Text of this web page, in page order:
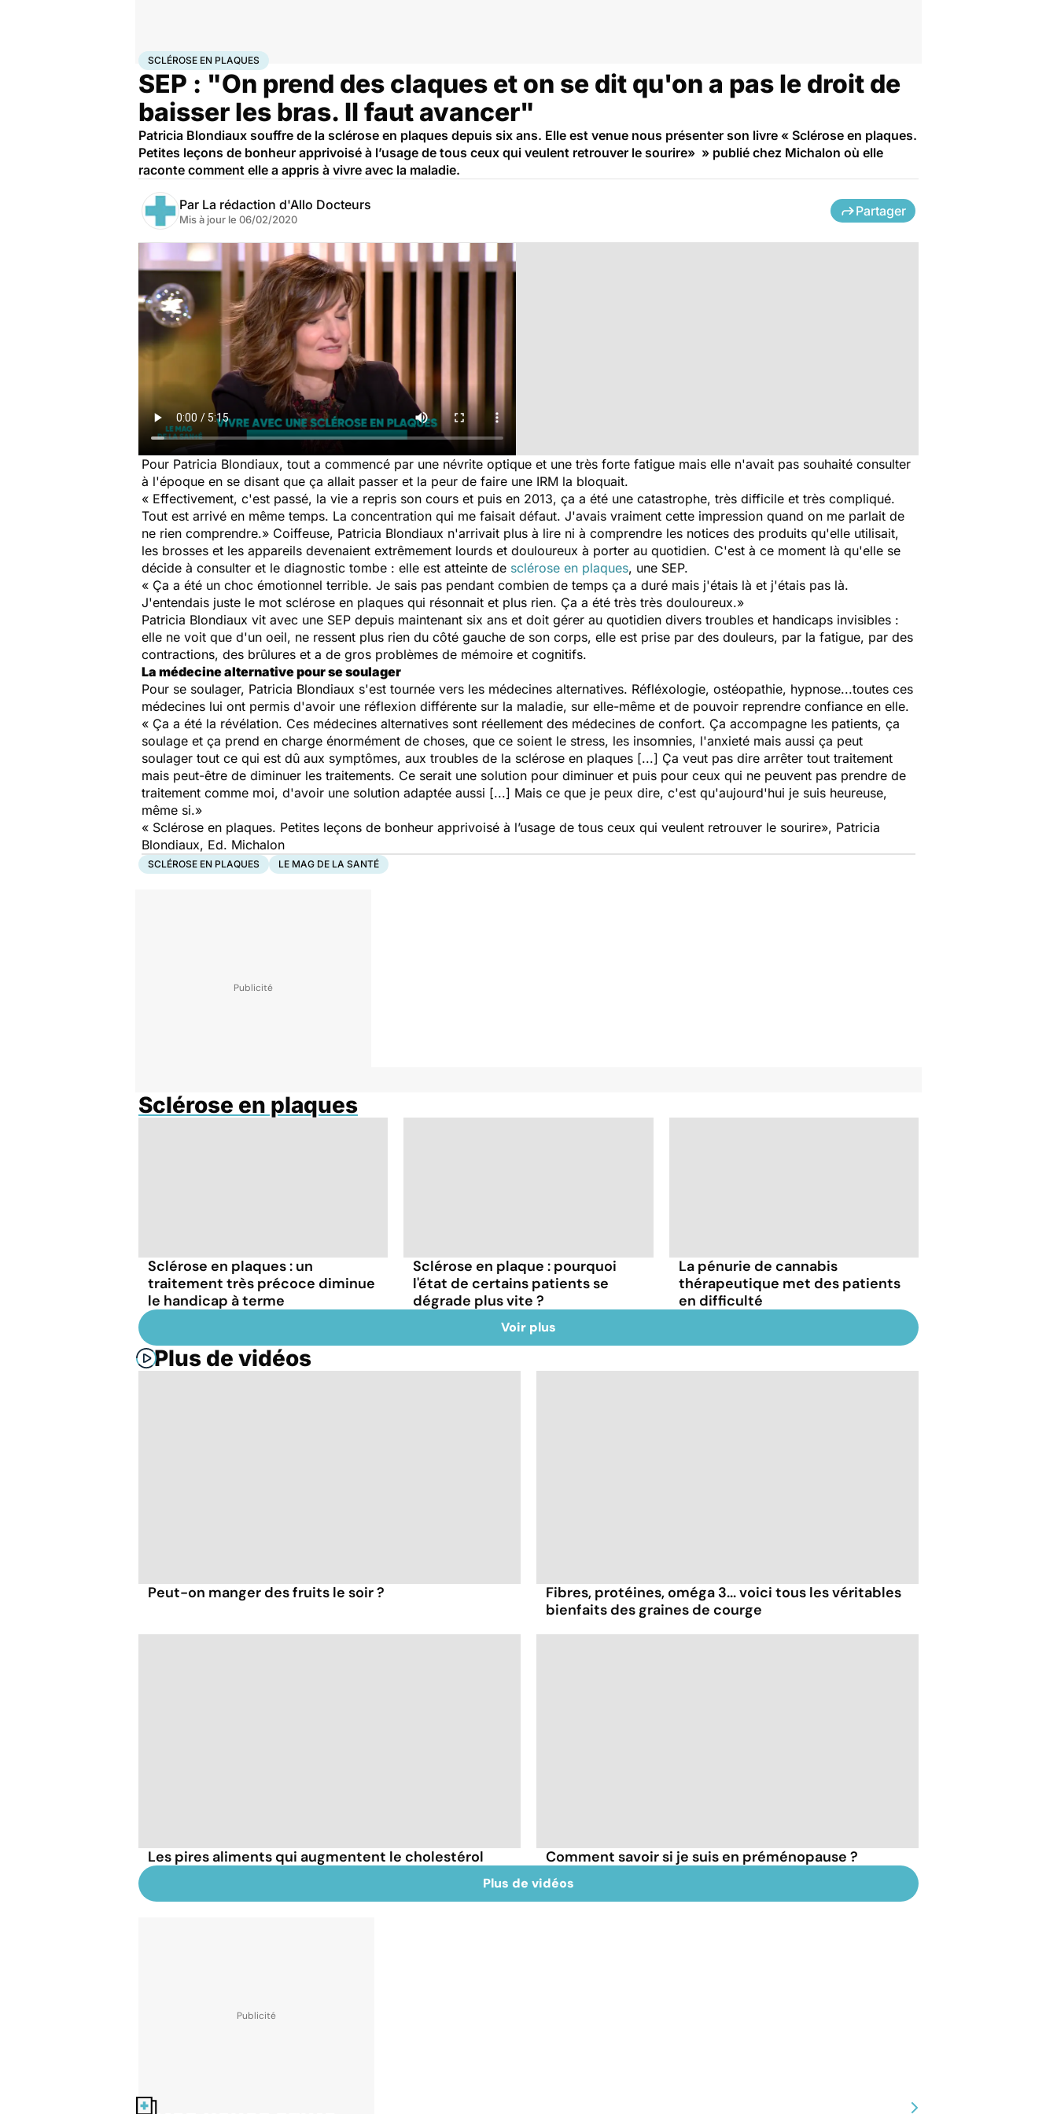
AccueilSanté Sclérose en plaques
SCLÉROSE EN PLAQUES
SEP : "On prend des claques et on se dit qu'on a pas le droit de
baisser les bras. Il faut avancer"
Patricia Blondiaux souffre de la sclérose en plaques depuis six ans. Elle est venue nous présenter son livre « Sclérose en plaques.
Petites leçons de bonheur apprivoisé à l’usage de tous ceux qui veulent retrouver le sourire» » publié chez Michalon où elle
raconte comment elle a appris à vivre avec la maladie.
Par La rédaction d'Allo Docteurs
Mis à jour le 06/02/2020
Partager
Pour Patricia Blondiaux, tout a commencé par une névrite optique et une très forte fatigue mais elle n'avait pas souhaité consulter
à l'époque en se disant que ça allait passer et la peur de faire une IRM la bloquait.
« Effectivement, c'est passé, la vie a repris son cours et puis en 2013, ça a été une catastrophe, très difficile et très compliqué.
Tout est arrivé en même temps. La concentration qui me faisait défaut. J'avais vraiment cette impression quand on me parlait de
ne rien comprendre.» Coiffeuse, Patricia Blondiaux n'arrivait plus à lire ni à comprendre les notices des produits qu'elle utilisait,
les brosses et les appareils devenaient extrêmement lourds et douloureux à porter au quotidien. C'est à ce moment là qu'elle se
décide à consulter et le diagnostic tombe : elle est atteinte de sclérose en plaques, une SEP.
« Ça a été un choc émotionnel terrible. Je sais pas pendant combien de temps ça a duré mais j'étais là et j'étais pas là.
J'entendais juste le mot sclérose en plaques qui résonnait et plus rien. Ça a été très très douloureux.»
Patricia Blondiaux vit avec une SEP depuis maintenant six ans et doit gérer au quotidien divers troubles et handicaps invisibles :
elle ne voit que d'un oeil, ne ressent plus rien du côté gauche de son corps, elle est prise par des douleurs, par la fatigue, par des
contractions, des brûlures et a de gros problèmes de mémoire et cognitifs.
La médecine alternative pour se soulager
Pour se soulager, Patricia Blondiaux s'est tournée vers les médecines alternatives. Réfléxologie, ostéopathie, hypnose...toutes ces
médecines lui ont permis d'avoir une réflexion différente sur la maladie, sur elle-même et de pouvoir reprendre confiance en elle.
« Ça a été la révélation. Ces médecines alternatives sont réellement des médecines de confort. Ça accompagne les patients, ça
soulage et ça prend en charge énormément de choses, que ce soient le stress, les insomnies, l'anxieté mais aussi ça peut
soulager tout ce qui est dû aux symptômes, aux troubles de la sclérose en plaques [...] Ça veut pas dire arrêter tout traitement
mais peut-être de diminuer les traitements. Ce serait une solution pour diminuer et puis pour ceux qui ne peuvent pas prendre de
traitement comme moi, d'avoir une solution adaptée aussi [...] Mais ce que je peux dire, c'est qu'aujourd'hui je suis heureuse,
même si.»
« Sclérose en plaques. Petites leçons de bonheur apprivoisé à l’usage de tous ceux qui veulent retrouver le sourire», Patricia
Blondiaux, Ed. Michalon
SCLÉROSE EN PLAQUES LE MAG DE LA SANTÉ
Sclérose en plaques
Sclérose en plaques : un
traitement très précoce diminue
le handicap à terme
Sclérose en plaque : pourquoi
l'état de certains patients se
dégrade plus vite ?
La pénurie de cannabis
thérapeutique met des patients
en difficulté
Voir plus
Plus de vidéos
Peut-on manger des fruits le soir ?
Fibres, protéines, oméga 3... voici tous les véritables
bienfaits des graines de courge
Les pires aliments qui augmentent le cholestérol Comment savoir si je suis en préménopause ?
Plus de vidéos
Nos fiches santé